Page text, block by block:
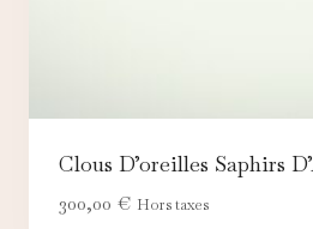
Clous D’oreilles Saphirs
300,00 € Hors taxes